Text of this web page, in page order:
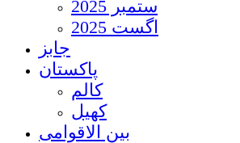
ستمبر 2025
اگست 2025
جابز
پاکستان
کالم
کھیل
بین الاقوامی